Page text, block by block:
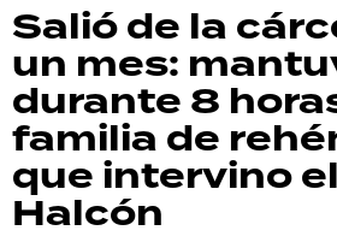
Salió de la
un mes:
durante 8
familia de
que intervino
Halcón
ACTUALIDAD
POLICIALES
ECONOMÍA
GRAN